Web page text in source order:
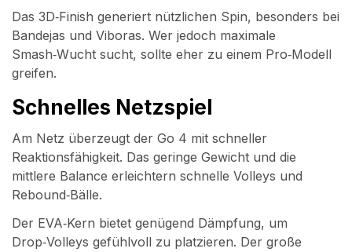
Das 3D‑Finish generiert nützlichen Spin, besonders bei
Bandejas und Viboras. Wer jedoch maximale
Smash‑Wucht sucht, sollte eher zu einem Pro‑Modell
greifen.
Schnelles Netzspiel
Am Netz überzeugt der Go 4 mit schneller
Reaktionsfähigkeit. Das geringe Gewicht und die
mittlere Balance erleichtern schnelle Volleys und
Rebound‑Bälle.
Der EVA‑Kern bietet genügend Dämpfung, um
Drop‑Volleys gefühlvoll zu platzieren. Der große